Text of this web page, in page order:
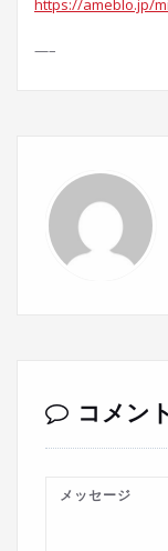
https://ameblo.jp/
—–
コメン